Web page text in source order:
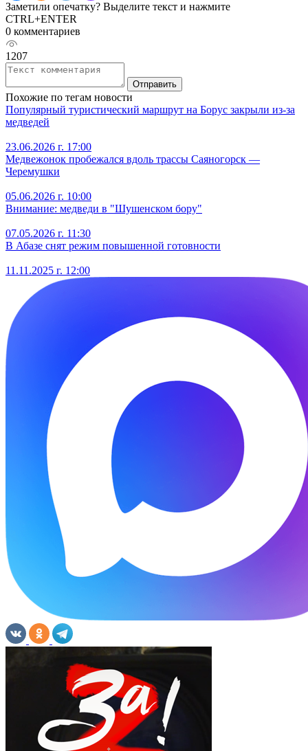
Заметили опечатку? Выделите текст и нажмите
CTRL+ENTER
0 комментариев
1207
Отправить
Похожие по тегам новости
Популярный туристический маршрут на Борус закрыли из‑за
медведей
23.06.2026 г. 17:00
Медвежонок пробежался вдоль трассы Саяногорск —
Черемушки
05.06.2026 г. 10:00
Внимание: медведи в "Шушенском бору"
07.05.2026 г. 11:30
В Абазе снят режим повышенной готовности
11.11.2025 г. 12:00